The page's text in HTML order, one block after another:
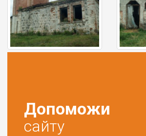
Допоможи
сайту